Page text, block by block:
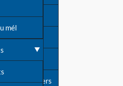
?
site
newsletters
mél